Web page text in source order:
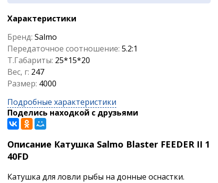
Характеристики
Бренд: Salmo
Передаточное соотношение: 5.2:1
Т.Габариты: 25*15*20
Вес, г: 247
Размер: 4000
Подробные характеристики
Поделись находкой с друзьями
Описание Катушка Salmo Blaster FEEDER II 1
40FD
Катушка для ловли рыбы на донные оснастки.